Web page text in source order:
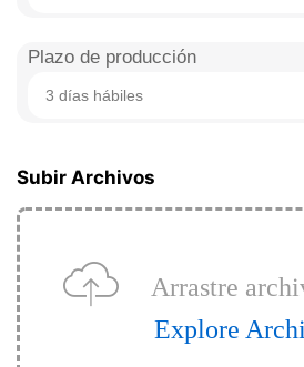
Plazo de producción
3 días hábiles
Subir Archivos
Arrastre
Explore